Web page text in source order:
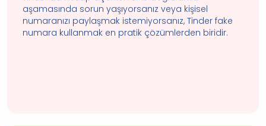
aşamasında sorun yaşıyorsanız veya kişisel
numaranızı paylaşmak istemiyorsanız, Tinder fake
numara kullanmak en pratik çözümlerden biridir.